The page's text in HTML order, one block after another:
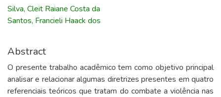
Silva, Cleit Raiane Costa da
Santos, Francieli Haack dos
Abstract
O presente trabalho acadêmico tem como objetivo principal
analisar e relacionar algumas diretrizes presentes em quatro
referenciais teóricos que tratam do combate a violência nas